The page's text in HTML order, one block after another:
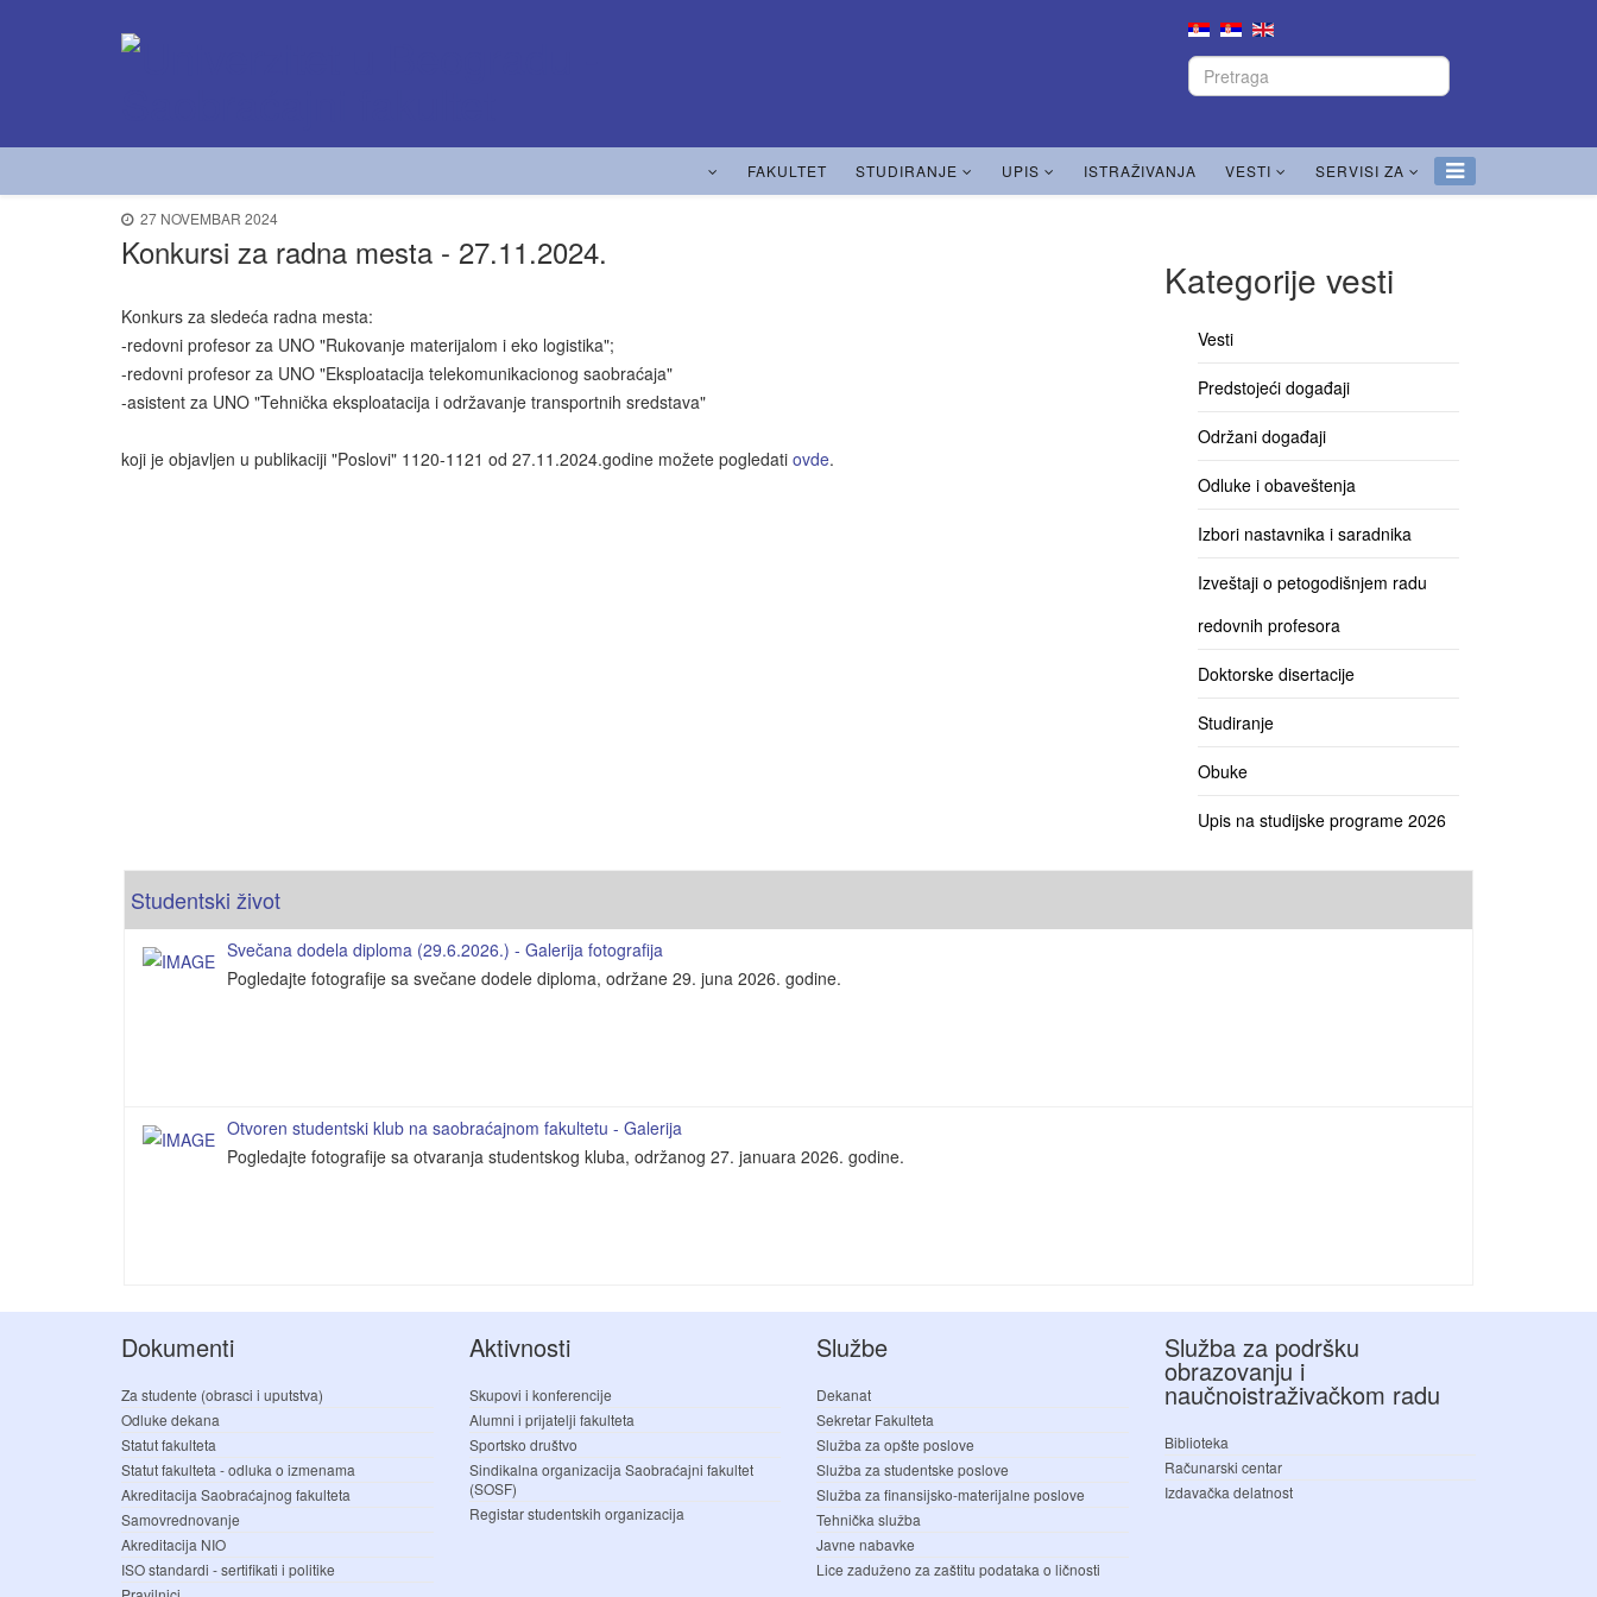
FAKULTET STUDIRANJE UPIS ISTRAŽIVANJA VESTI SERVISI ZA
27 NOVEMBAR 2024
Konkursi za radna mesta - 27.11.2024.
Konkurs za sledeća radna mesta:
-redovni profesor za UNO "Rukovanje materijalom i eko logistika";
-redovni profesor za UNO "Eksploatacija telekomunikacionog saobraćaja"
-asistent za UNO "Tehnička eksploatacija i održavanje transportnih sredstava"
koji je objavljen u publikaciji "Poslovi" 1120-1121 od 27.11.2024.godine možete pogledati ovde.
Kategorije vesti
Vesti
Predstojeći događaji
Održani događaji
Odluke i obaveštenja
Izbori nastavnika i saradnika
Izveštaji o petogodišnjem radu
redovnih profesora
Doktorske disertacije
Studiranje
Obuke
Upis na studijske programe 2026
Studentski život
Svečana dodela diploma (29.6.2026.) - Galerija fotografija
Pogledajte fotografije sa svečane dodele diploma, održane 29. juna 2026. godine.
Otvoren studentski klub na saobraćajnom fakultetu - Galerija
Pogledajte fotografije sa otvaranja studentskog kluba, održanog 27. januara 2026. godine.
Dokumenti
Za studente (obrasci i uputstva)
Odluke dekana
Statut fakulteta
Statut fakulteta - odluka o izmenama
Akreditacija Saobraćajnog fakulteta
Samovrednovanje
Akreditacija NIO
ISO standardi - sertifikati i politike
Aktivnosti
Skupovi i konferencije
Alumni i prijatelji fakulteta
Sportsko društvo
Sindikalna organizacija Saobraćajni fakultet
(SOSF)
Registar studentskih organizacija
Službe
Dekanat
Sekretar Fakulteta
Služba za opšte poslove
Služba za studentske poslove
Služba za finansijsko-materijalne poslove
Tehnička služba
Javne nabavke
Lice zaduženo za zaštitu podataka o ličnosti
Služba za podršku
obrazovanju i
naučnoistraživačkom radu
Biblioteka
Računarski centar
Izdavačka delatnost